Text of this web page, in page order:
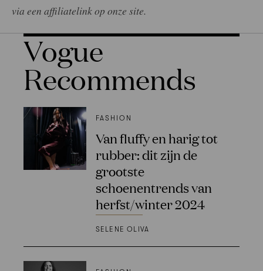
via een affiliatelink op onze site.
Vogue
Recommends
FASHION
Van fluffy en harig tot
rubber: dit zijn de
grootste
schoenentrends van
herfst/winter 2024
SELENE OLIVA